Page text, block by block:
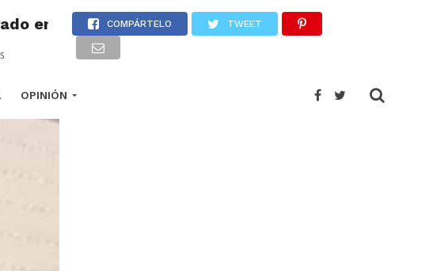
OPINIÓN
en ChetumalCOMPÁRTELO TWEET